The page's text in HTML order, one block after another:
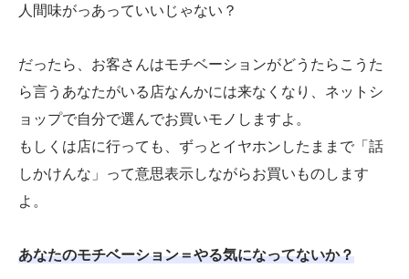
人間味がっあっていいじゃない？
だったら、お客さんはモチベーションがどうたらこうた
ら言うあなたがいる店なんかには来なくなり、ネットシ
ョップで自分で選んでお買いモノしますよ。
もしくは店に行っても、ずっとイヤホンしたままで「話
しかけんな」って意思表示しながらお買いものします
よ。
あなたのモチベーション＝やる気になってないか？